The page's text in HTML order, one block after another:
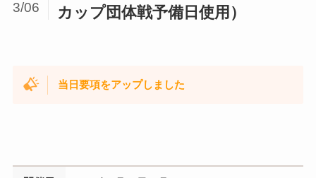
カップ団体戦予備日使用）
3/06
当日要項をアップしました